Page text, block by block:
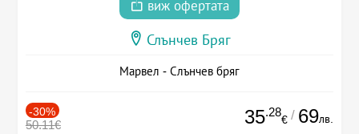
виж офертата
Слънчев Бряг
Марвел - Слънчев бряг
-30%
50.11€ 35.28
€ / 69лв.